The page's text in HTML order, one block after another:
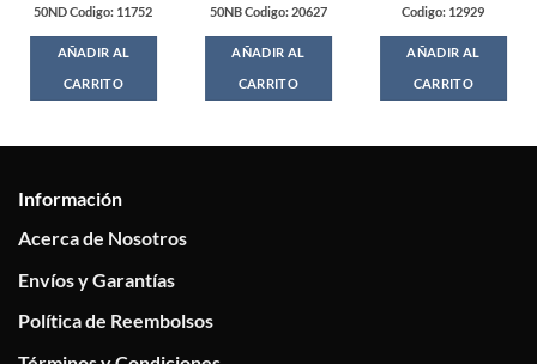
50ND Codigo: 11752
AÑADIR AL
CARRITO
50NB Codigo: 20627
AÑADIR AL
CARRITO
Codigo: 12929
AÑADIR AL
CARRITO
Información
Acerca de Nosotros
Envíos y Garantías
Política de Reembolsos